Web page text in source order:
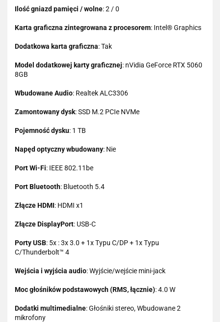
Ilość gniazd pamięci / wolne: 2 / 0
Karta graficzna zintegrowana z procesorem: Intel® Graphics
Dodatkowa karta graficzna: Tak
Model dodatkowej karty graficznej: nVidia GeForce RTX 5060
8GB
Wbudowane Audio: Realtek ALC3306
Zamontowany dysk: SSD M.2 PCIe NVMe
Pojemność dysku: 1 TB
Napęd optyczny wbudowany: Nie
Port Wi-Fi: IEEE 802.11be
Port Bluetooth: Bluetooth 5.4
Złącze HDMI: HDMI x1
Złącze DisplayPort: USB-C
Porty USB: 5x : 3x 3.0 + 1x Typu C/DP + 1x Typu
C/Thunderbolt™ 4
Wejścia i wyjścia audio: Wyjście/wejście mini-jack
Moc głośników podstawowych (RMS, łącznie): 4.0 W
Dodatki multimedialne: Głośniki stereo, Wbudowane 2
mikrofony